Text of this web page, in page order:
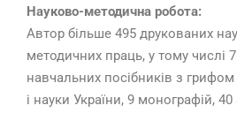
Науково-методична робота:
Автор більше 495 друкованих
методичних праць, у тому числі
навчальних посібників з грифом
і науки України, 9 монографій,